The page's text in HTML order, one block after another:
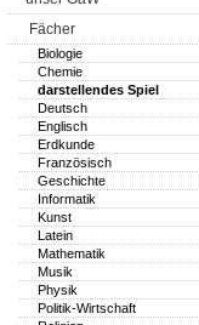
Fächer
Biologie
Chemie
darstellendes Spiel
Deutsch
Englisch
Erdkunde
Französisch
Geschichte
Informatik
Kunst
Latein
Mathematik
Musik
Physik
Politik-Wirtschaft